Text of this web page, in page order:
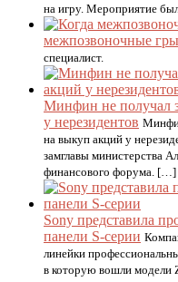
на игру. Мероприятие
межпозвоночные
специалист.
Минфин не получал
у нерезидентов
на выкуп акций у
замглавы министерства
финансового форума. […]
Sony представила
панели S-серии
линейки
в которую вошли